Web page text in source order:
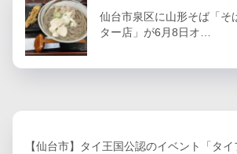
仙台市泉区に山形そば「そ
ター店」が6月8日オ…
【仙台市】タイ王国公認のイベント「タイ